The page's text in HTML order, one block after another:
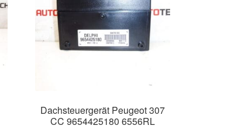
Dachsteuergerät Peugeot 307
CC 9654425180 6556RL